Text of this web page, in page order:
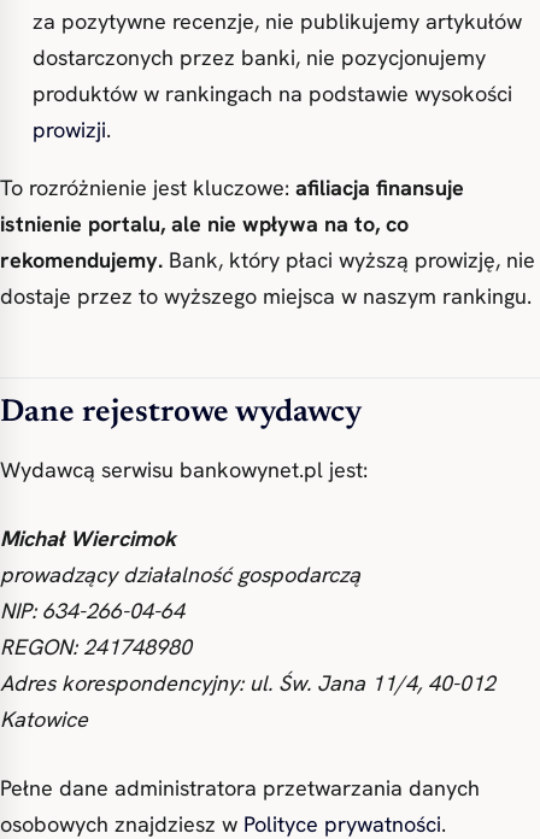
za pozytywne recenzje, nie publikujemy artykułów
dostarczonych przez banki, nie pozycjonujemy
produktów w rankingach na podstawie wysokości
prowizji.
To rozróżnienie jest kluczowe: afiliacja finansuje
istnienie portalu, ale nie wpływa na to, co
rekomendujemy. Bank, który płaci wyższą prowizję, nie
dostaje przez to wyższego miejsca w naszym rankingu.
Dane rejestrowe wydawcy
Wydawcą serwisu bankowynet.pl jest:
Michał Wiercimok
prowadzący działalność gospodarczą
NIP: 634-266-04-64
REGON: 241748980
Adres korespondencyjny: ul. Św. Jana 11/4, 40-012
Katowice
Pełne dane administratora przetwarzania danych
osobowych znajdziesz w Polityce prywatności.